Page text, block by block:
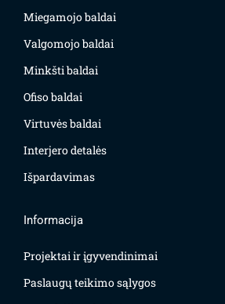
Miegamojo baldai
Valgomojo baldai
Minkšti baldai
Ofiso baldai
Virtuvės baldai
Interjero detalės
Išpardavimas
Informacija
Projektai ir įgyvendinimai
Paslaugų teikimo sąlygos